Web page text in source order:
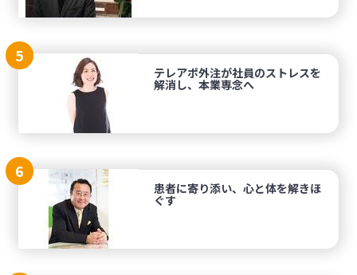
5
テレアポ外注が社員のストレスを
解消し、本業専念へ
6
患者に寄り添い、心と体を解きほ
ぐす